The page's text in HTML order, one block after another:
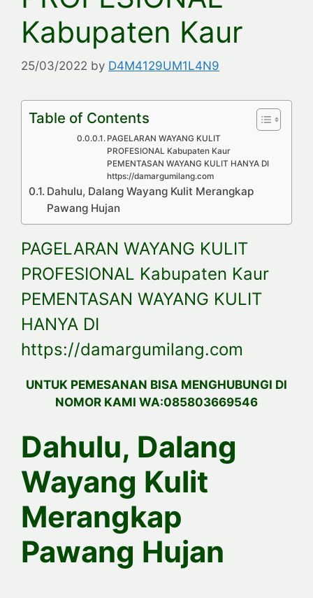
Kabupaten Kaur
25/03/2022 by D4M4129UM1L4N9
Table of Contents
PAGELARAN WAYANG KULIT
PROFESIONAL Kabupaten Kaur
PEMENTASAN WAYANG KULIT HANYA DI
https://damargumilang.com
Dahulu, Dalang Wayang Kulit Merangkap
Pawang Hujan
PAGELARAN WAYANG KULIT
PROFESIONAL Kabupaten Kaur
PEMENTASAN WAYANG KULIT
HANYA DI
https://damargumilang.com
UNTUK PEMESANAN BISA MENGHUBUNGI DI
NOMOR KAMI WA:085803669546
Dahulu, Dalang
Wayang Kulit
Merangkap
Pawang Hujan